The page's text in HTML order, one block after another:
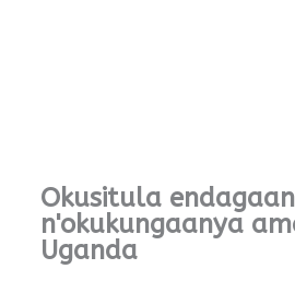
Okusitula
n'okukungaanya
Uganda